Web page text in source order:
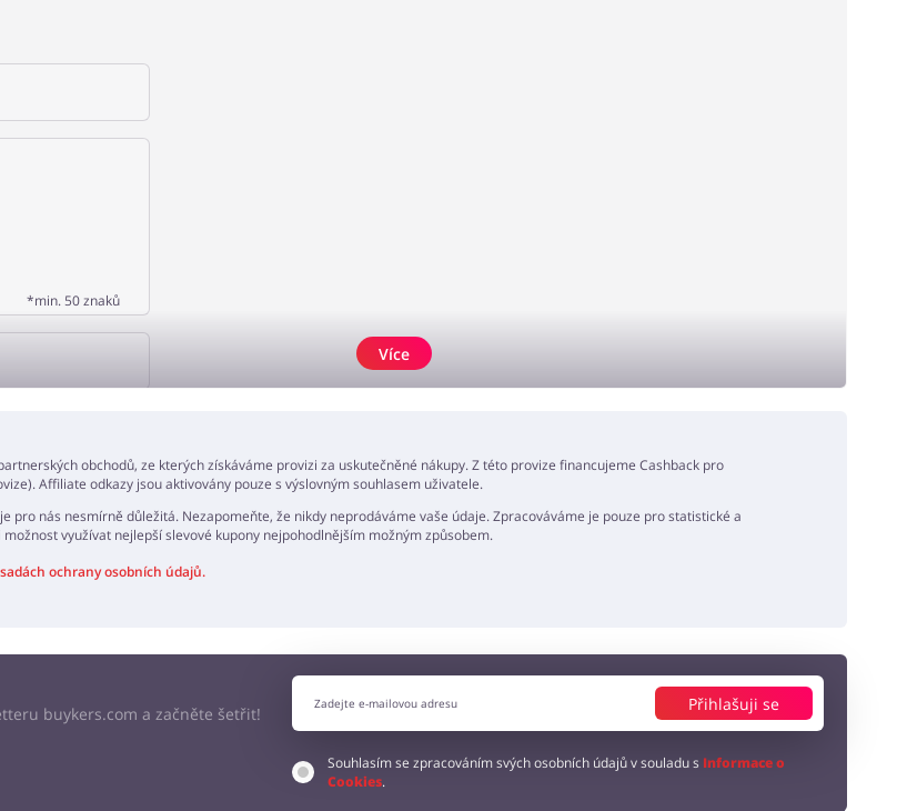
*min. 50 znaků
Více
obchodů, ze kterých získáváme provizi za uskutečněné nákupy. Z této provize financujeme Cashback pro
Affiliate odkazy jsou aktivovány pouze s výslovným souhlasem uživatele.
pro nás nesmírně důležitá. Nezapomeňte, že nikdy neprodáváme vaše údaje. Zpracováváme je pouze pro statistické a
využívat nejlepší slevové kupony nejpohodlnějším možným způsobem.
ochrany osobních údajů.
buykers.com a začněte šetřit! Přihlašuji se
Souhlasím se zpracováním svých osobních údajů v souladu s Informace o
Cookies.